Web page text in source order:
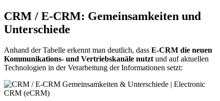
CRM / E-CRM: Gemeinsamkeiten und
Unterschiede
Anhand der Tabelle erkennt man deutlich, dass E-CRM die neuen
Kommunikations- und Vertriebskanäle nutzt und auf aktuellen
Technologien in der Verarbeitung der Informationen setzt: